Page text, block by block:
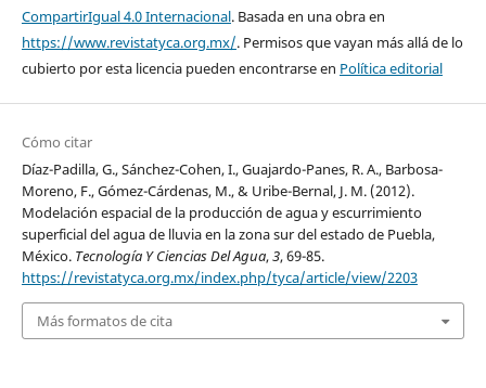
CompartirIgual 4.0 Internacional. Basada en una obra en
https://www.revistatyca.org.mx/. Permisos que vayan más allá de lo
cubierto por esta licencia pueden encontrarse en Política editorial
Cómo citar
Díaz-Padilla, G., Sánchez-Cohen, I., Guajardo-Panes, R. A., Barbosa-
Moreno, F., Gómez-Cárdenas, M., & Uribe-Bernal, J. M. (2012).
Modelación espacial de la producción de agua y escurrimiento
superficial del agua de lluvia en la zona sur del estado de Puebla,
México. Tecnología Y Ciencias Del Agua,3, 69-85.
https://revistatyca.org.mx/index.php/tyca/article/view/2203
Más formatos de cita